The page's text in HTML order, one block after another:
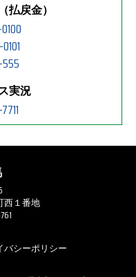
払戻金）
555
実況
西１番地
バシーポリシー